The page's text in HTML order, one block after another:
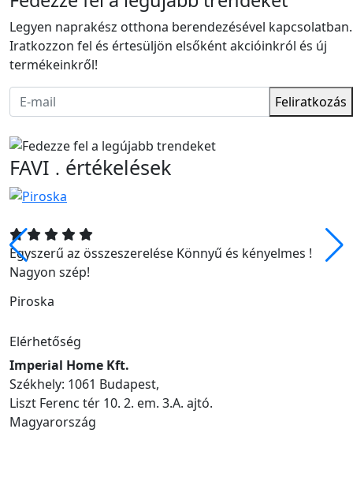
Legyen naprakész otthona berendezésével kapcsolatban.
Iratkozzon fel és értesüljön elsőként akcióinkról és új
termékeinkről!
Feliratkozás
FAVI . értékelések
Egyszerű az összeszerelése Könnyű és kényelmes !
Nagyon szép!
Piroska
Elérhetőség
Imperial Home Kft.
Székhely: 1061 Budapest,
Liszt Ferenc tér 10. 2. em. 3.A. ajtó.
Magyarország